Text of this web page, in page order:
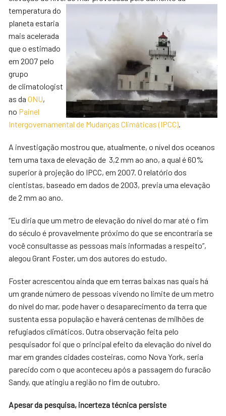
temperatura do
planeta estaria
mais acelerada
que o estimado
em 2007 pelo
grupo
de climatologist
as da ONU,
no Painel
Intergovernamental de Mudanças Climáticas (IPCC).
A investigação mostrou que, atualmente, o nível dos oceanos
tem uma taxa de elevação de 3,2 mm ao ano, a qual é 60%
superior à projeção do IPCC, em 2007. O relatório dos
cientistas, baseado em dados de 2003, previa uma elevação
de 2 mm ao ano.
“Eu diria que um metro de elevação do nível do mar até o fim
do século é provavelmente próximo do que se encontraria se
você consultasse as pessoas mais informadas a respeito”,
alegou Grant Foster, um dos autores do estudo.
Foster acrescentou ainda que em terras baixas nas quais há
um grande número de pessoas vivendo no limite de um metro
do nível do mar, pode haver o desaparecimento da terra que
sustenta essa população e haverá centenas de milhões de
refugiados climáticos.Outra observação feita pelo
pesquisador foi que o principal efeito da elevação do nível do
mar em grandes cidades costeiras, como Nova York, seria
parecido com o que aconteceu após a passagem do furacão
Sandy, que atingiu a região no fim de outubro.
Apesar da pesquisa, incerteza técnica persiste